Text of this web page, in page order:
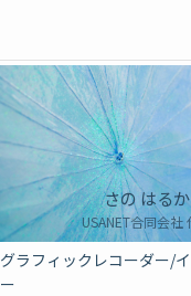
さの はるか
USANET合同会社
グラフィックレコーダー/
ー